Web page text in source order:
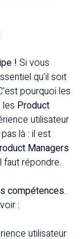
! Si vous
qu’il soit
pourquoi les
Product
utilisateur
là : il est
Managers
faut répondre.
compétences.
:
utilisateur